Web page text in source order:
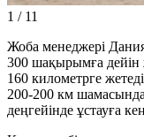
1 / 11
Жоба менеджері
300 шақырымға
160 километрге
200-200 км
деңгейінде ұстауға